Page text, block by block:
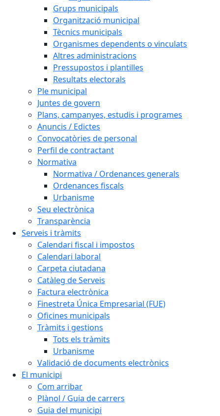
Grups municipals
Organització municipal
Tècnics municipals
Organismes dependents o vinculats
Altres administracions
Pressupostos i plantilles
Resultats electorals
Ple municipal
Juntes de govern
Plans, campanyes, estudis i programes
Anuncis / Edictes
Convocatòries de personal
Perfil de contractant
Normativa
Normativa / Ordenances generals
Ordenances fiscals
Urbanisme
Seu electrònica
Transparència
Serveis i tràmits
Calendari fiscal i impostos
Calendari laboral
Carpeta ciutadana
Catàleg de Serveis
Factura electrònica
Finestreta Única Empresarial (FUE)
Oficines municipals
Tràmits i gestions
Tots els tràmits
Urbanisme
Validació de documents electrònics
El municipi
Com arribar
Plànol / Guia de carrers
Guia del municipi